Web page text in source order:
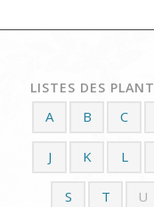
LISTES DES
A B C
J K L
S T U